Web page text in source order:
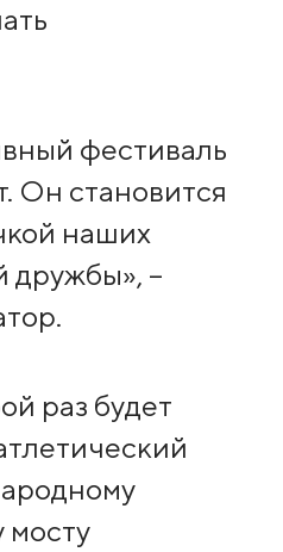
фестиваль
Он становится
наших
дружбы», –
раз будет
мосту